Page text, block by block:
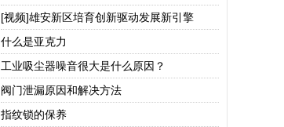
[视频]雄安新区培育创新驱动发展新引擎
什么是亚克力
工业吸尘器噪音很大是什么原因？
阀门泄漏原因和解决方法
指纹锁的保养